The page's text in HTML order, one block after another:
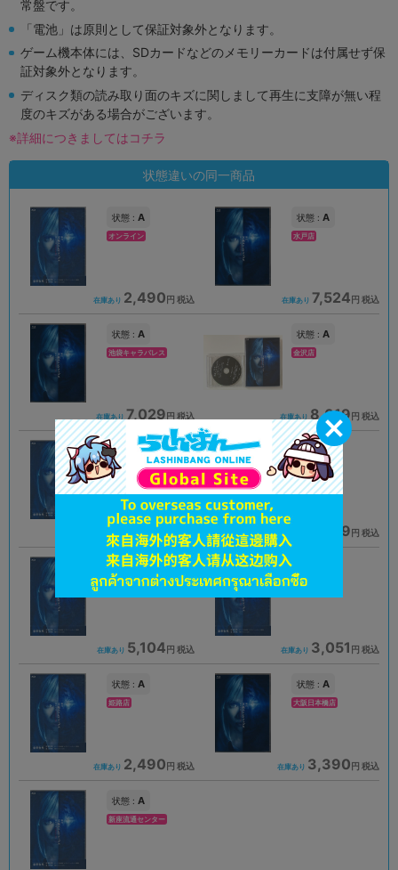
常盤です。
「電池」は原則として保証対象外となります。
ゲーム機本体には、SDカードなどのメモリーカードは付属せず保
証対象外となります。
ディスク類の読み取り面のキズに関しまして再生に支障が無い程
度のキズがある場合がございます。
※詳細につきましてはコチラ
状態違いの同一商品
状態 : A
オンライン
在庫あり 2,490円 税込
状態 : A
水戸店
在庫あり 7,524円 税込
状態 : A
池袋キャラパレス
在庫あり 7,029円 税込
状態 : A
金沢店
在庫あり 8,019円 税込
状態 : A
神戸店
在庫あり 3,232円 税込
状態 :A
仙台店
在庫あり 6,039円 税込
状態 :B
立川店2号館
在庫あり 5,104円 税込
京都店２号館
在庫あり 3,051 円 税込
状態 : A
姫路店
在庫あり 2,490円 税込
状態 : A
大阪日本橋店
在庫あり 3,390円 税込
状態 : A
新座流通センター